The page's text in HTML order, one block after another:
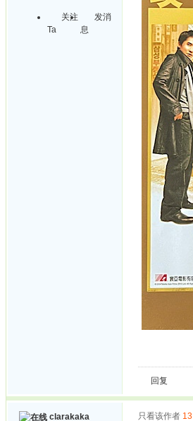
关注
Ta
发消
息
回复
clarakaka 只看该作者 13